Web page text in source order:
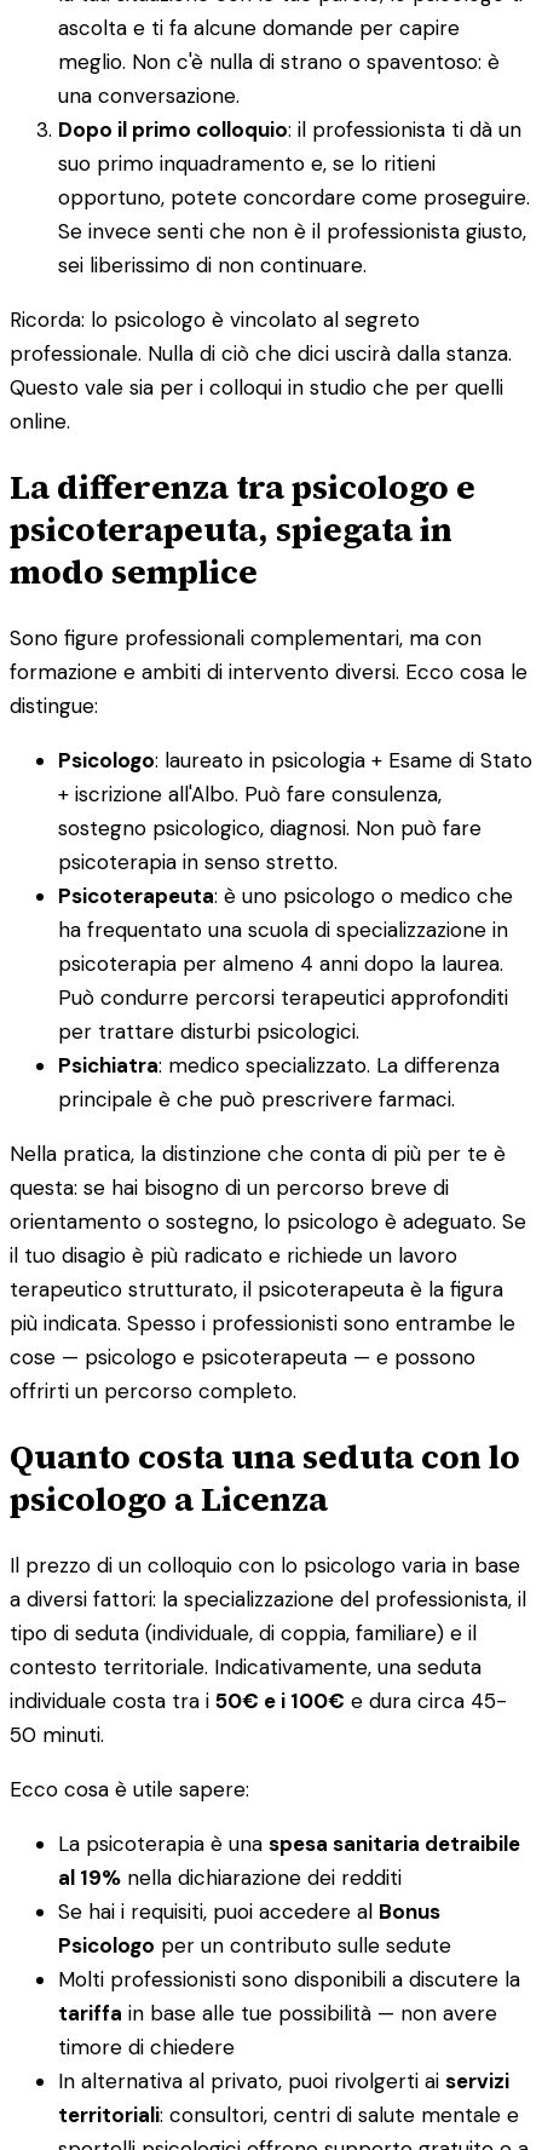
ascolta e ti fa alcune domande per capire
meglio. Non c'è nulla di strano o spaventoso: è
una conversazione.
Dopo il primo colloquio: il professionista ti dà un
suo primo inquadramento e, se lo ritieni
opportuno, potete concordare come proseguire.
Se invece senti che non è il professionista giusto,
sei liberissimo di non continuare.
Ricorda: lo psicologo è vincolato al segreto
professionale. Nulla di ciò che dici uscirà dalla stanza.
Questo vale sia per i colloqui in studio che per quelli
online.
La differenza tra psicologo e
psicoterapeuta, spiegata in
modo semplice
Sono figure professionali complementari, ma con
formazione e ambiti di intervento diversi. Ecco cosa le
distingue:
Psicologo: laureato in psicologia + Esame di Stato
+ iscrizione all'Albo. Può fare consulenza,
sostegno psicologico, diagnosi. Non può fare
psicoterapia in senso stretto.
Psicoterapeuta: è uno psicologo o medico che
ha frequentato una scuola di specializzazione in
psicoterapia per almeno 4 anni dopo la laurea.
Può condurre percorsi terapeutici approfonditi
per trattare disturbi psicologici.
Psichiatra: medico specializzato. La differenza
principale è che può prescrivere farmaci.
Nella pratica, la distinzione che conta di più per te è
questa: se hai bisogno di un percorso breve di
orientamento o sostegno, lo psicologo è adeguato. Se
il tuo disagio è più radicato e richiede un lavoro
terapeutico strutturato, il psicoterapeuta è la figura
più indicata. Spesso i professionisti sono entrambe le
cose — psicologo e psicoterapeuta — e possono
offrirti un percorso completo.
Quanto costa una seduta con lo
psicologo a Licenza
Il prezzo di un colloquio con lo psicologo varia in base
a diversi fattori: la specializzazione del professionista, il
tipo di seduta (individuale, di coppia, familiare) e il
contesto territoriale. Indicativamente, una seduta
individuale costa tra i 50€ e i 100€ e dura circa 45-
50 minuti.
Ecco cosa è utile sapere:
La psicoterapia è una spesa sanitaria detraibile
al 19% nella dichiarazione dei redditi
Se hai i requisiti, puoi accedere al Bonus
Psicologo per un contributo sulle sedute
Molti professionisti sono disponibili a discutere la
tariffa in base alle tue possibilità — non avere
timore di chiedere
In alternativa al privato, puoi rivolgerti ai servizi
territoriali: consultori, centri di salute mentale e